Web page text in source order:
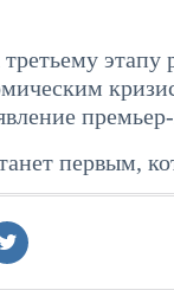
этапу
первым,